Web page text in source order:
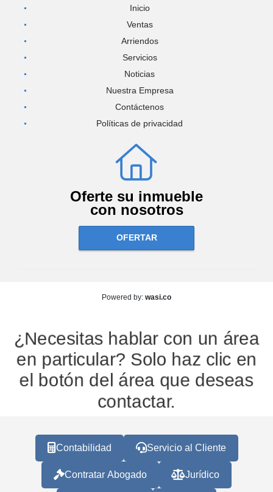
Inicio
Ventas
Arriendos
Servicios
Noticias
Nuestra Empresa
Contáctenos
Políticas de privacidad
Oferte su inmueble
con nosotros
OFERTAR
Powered by: wasi.co
¿Necesitas hablar con un área
en particular? Solo haz clic en
el botón del área que deseas
contactar.
Contabilidad Servicio al Cliente
Contratar Abogado Jurídico